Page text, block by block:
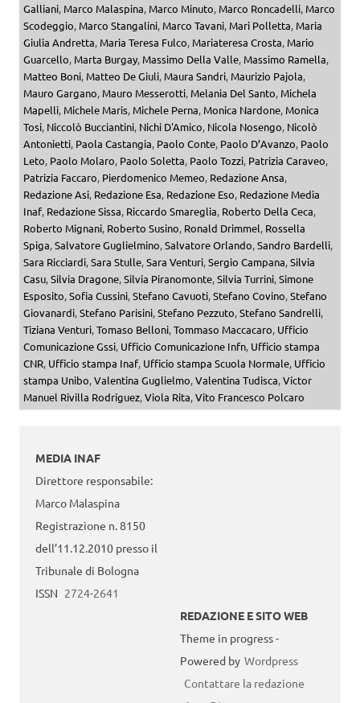
Galliani, Marco Malaspina, Marco Minuto, Marco Roncadelli, Marco
Scodeggio, Marco Stangalini, Marco Tavani, Mari Polletta, Maria
Giulia Andretta, Maria Teresa Fulco, Mariateresa Crosta, Mario
Guarcello, Marta Burgay, Massimo Della Valle, Massimo Ramella,
Matteo Boni, Matteo De Giuli, Maura Sandri, Maurizio Pajola,
Mauro Gargano, Mauro Messerotti, Melania Del Santo, Michela
Mapelli, Michele Maris, Michele Perna, Monica Nardone, Monica
Tosi, Niccolò Bucciantini, Nichi D'Amico, Nicola Nosengo, Nicolò
Antonietti, Paola Castangia, Paolo Conte, Paolo D’Avanzo, Paolo
Leto, Paolo Molaro, Paolo Soletta, Paolo Tozzi, Patrizia Caraveo,
Patrizia Faccaro, Pierdomenico Memeo, Redazione Ansa,
Redazione Asi, Redazione Esa, Redazione Eso, Redazione Media
Inaf, Redazione Sissa, Riccardo Smareglia, Roberto Della Ceca,
Roberto Mignani, Roberto Susino, Ronald Drimmel, Rossella
Spiga,Salvatore Guglielmino,Salvatore Orlando,Sandro Bardelli,
Sara Ricciardi,Sara Stulle,Sara Venturi,Sergio Campana,Silvia
Casu,Silvia Dragone,Silvia Piranomonte,Silvia Turrini,Simone
Esposito,Sofia Cussini,Stefano Cavuoti,Stefano Covino,Stefano
Giovanardi,Stefano Parisini,Stefano Pezzuto,Stefano Sandrelli,
Tiziana Venturi,Tomaso Belloni,Tommaso Maccacaro, Ufficio
Comunicazione Gssi, Ufficio Comunicazione Infn, Ufficio stampa
CNR, Ufficio stampa Inaf, Ufficio stampa Scuola Normale, Ufficio
stampa Unibo,Valentina Guglielmo,Valentina Tudisca,Víctor
Manuel Rivilla Rodríguez,Viola Rita,Vito Francesco Polcaro
MEDIA INAF
Direttore responsabile:
Marco Malaspina
Registrazione n. 8150
dell’11.12.2010 presso il
Tribunale di Bologna
ISSN 2724-2641
REDAZIONE E SITO WEB
Theme in progress -
Powered by Wordpress
Contattare la redazione